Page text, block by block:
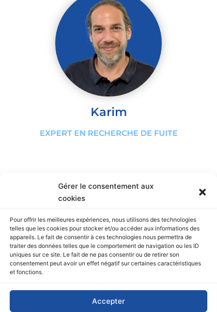
Gérer le consentement aux
cookies
Pour offrir les meilleures expériences, nous utilisons des technologies
telles que les cookies pour stocker et/ou accéder aux informations des
appareils. Le fait de consentir à ces technologies nous permettra de
traiter des données telles que le comportement de navigation ou les ID
uniques sur ce site. Le fait de ne pas consentir ou de retirer son
consentement peut avoir un effet négatif sur certaines caractéristiques
et fonctions.
Accepter
Karim
EXPERT EN RECHERCHE DE FUITE
urgence ?
04 42 73 29 90